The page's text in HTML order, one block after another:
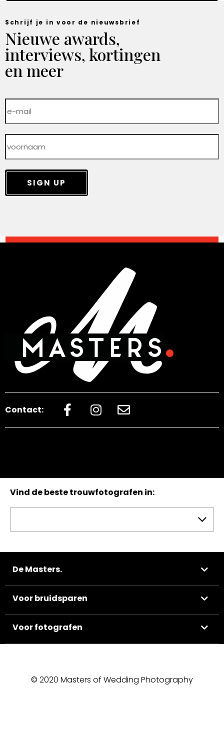
Schrijf je in voor de nieuwsbrief
Nieuwe awards,
interviews, kortingen
en meer
SIGN UP
Contact:
Vind de beste trouwfotografen in:
De Masters.
Voor bruidsparen
Voor fotografen
© 2020 Masters of Wedding Photography